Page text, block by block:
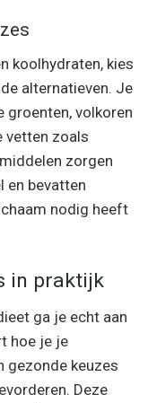
koolhydraten, kies
alternatieven. Je
groenten, volkoren
vetten zoals
zorgen
en bevatten
nodig heeft
in praktijk
ga je echt aan
hoe je je
gezonde keuzes
Deze